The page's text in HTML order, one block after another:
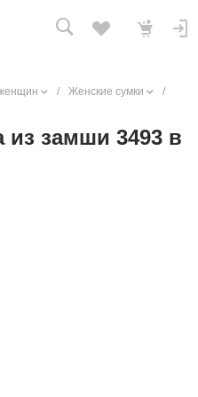
/ Женские сумки
/
из замши 3493 в